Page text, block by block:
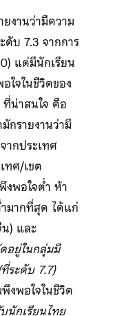
งานว่ามีความ
ดับ 7.3 จากการ
แต่มีนักเรียน
ใจในชีวิตของ
น่าสนใจ คือ
กรายงานว่ามี
ากประเทศ
ทศ/เขต
พอใจต่ำ ห้า
มากที่สุด ได้แก่
) และ
อยู่ในกลุ่มมี
ระดับ 7.7)
งพอใจในชีวิต
นักเรียนไทย